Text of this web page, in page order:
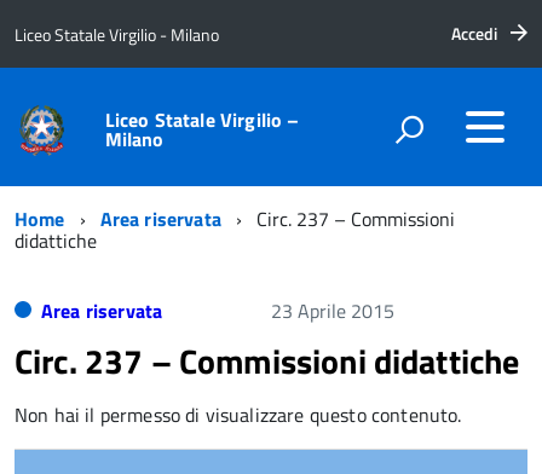
Liceo Statale Virgilio - Milano Accedi
Liceo Statale Virgilio –
Milano
Home Area riservata Circ. 237 – Commissioni
didattiche
Area riservata 23 Aprile 2015
Circ. 237 – Commissioni didattiche
Non hai il permesso di visualizzare questo contenuto.